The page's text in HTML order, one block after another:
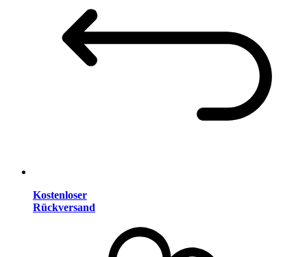
Kostenloser
Rückversand